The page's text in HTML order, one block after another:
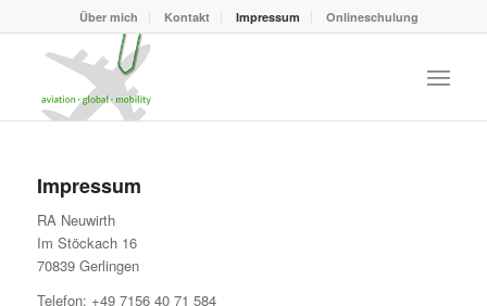
Über mich Kontakt Impressum Onlineschulung
Impressum
RA Neuwirth
Im Stöckach 16
70839 Gerlingen
Telefon: +49 7156 40 71 584